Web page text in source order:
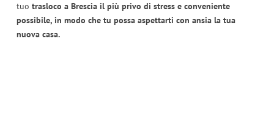
tuo trasloco a Brescia il più privo di stress e conveniente
possibile, in modo che tu possa aspettarti con ansia la tua
nuova casa.